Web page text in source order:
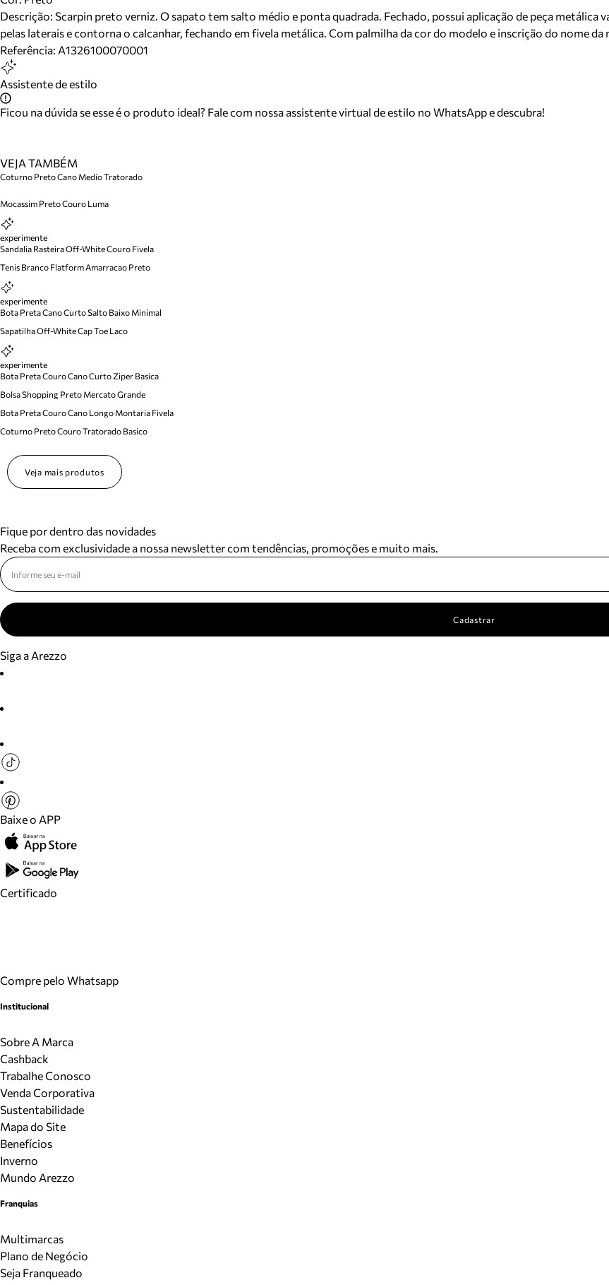
Descrição: Scarpin preto verniz. O sapato tem salto médio e ponta quadrada. Fechado, possui aplicação de peça metálica
pelas laterais e contorna o calcanhar, fechando em fivela metálica. Com palmilha da cor do modelo e inscrição do nome
Referência: A1326100070001
Assistente de estilo
Ficou na dúvida se esse é o produto ideal? Fale com nossa assistente virtual de estilo no WhatsApp e descubra!
VEJA TAMBÉM
Coturno Preto Cano Medio Tratorado
Mocassim Preto Couro Luma
experimente
Sandalia Rasteira Off-White Couro Fivela
Tenis Branco Flatform Amarracao Preto
experimente
Bota Preta Cano Curto Salto Baixo Minimal
Sapatilha Off-White Cap Toe Laco
experimente
Bota Preta Couro Cano Curto Ziper Basica
Bolsa Shopping Preto Mercato Grande
Bota Preta Couro Cano Longo Montaria Fivela
Coturno Preto Couro Tratorado Basico
Veja mais produtos
Fique por dentro das novidades
Receba com exclusividade a nossa newsletter com tendências, promoções e muito mais.
Cadastrar
Siga a Arezzo
Baixe o APP
Certificado
Compre pelo Whatsapp
Institucional
Sobre A Marca
Cashback
Trabalhe Conosco
Venda Corporativa
Sustentabilidade
Mapa do Site
Benefícios
Inverno
Mundo Arezzo
Franquias
Multimarcas
Plano de Negócio
Seja Franqueado